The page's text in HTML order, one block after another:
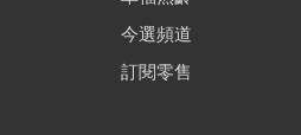
今選頻道
訂閱零售